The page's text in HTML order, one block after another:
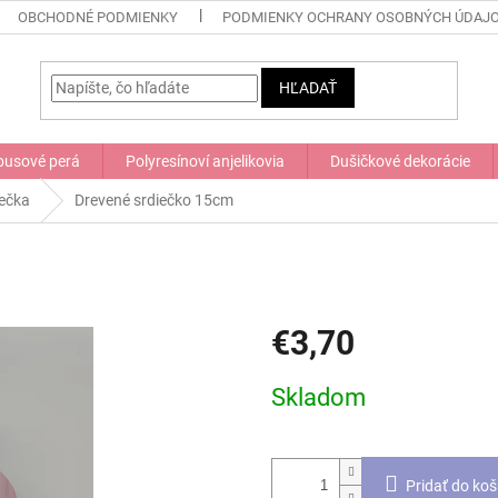
OBCHODNÉ PODMIENKY PODMIENKY OCHRANY OSOBNÝCH
HĽADAŤ
perá Polyresínoví anjelikovia Dušičkové dekorácie
Drevené srdiečko 15cm
€3,70
cena:
Skladom
Pridať do